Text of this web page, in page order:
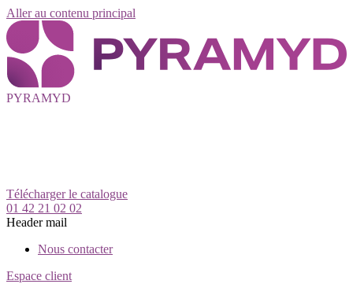
Aller au contenu principal
PYRAMYD
Télécharger le catalogue
01 42 21 02 02
Header mail
Nous contacter
Espace client